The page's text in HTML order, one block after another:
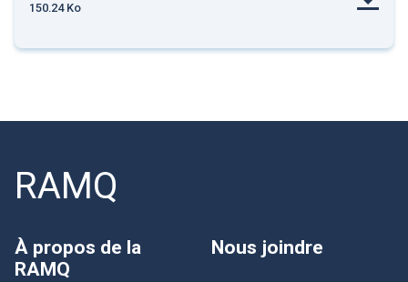
150.24 Ko
RAMQ
À propos de la
RAMQ
Nous joindre